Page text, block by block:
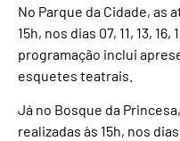
No Parque da Cidade, as
15h, nos dias 07, 11, 13,
programação inclui
esquetes teatrais.
Já no Bosque da
realizadas às 15h, nos